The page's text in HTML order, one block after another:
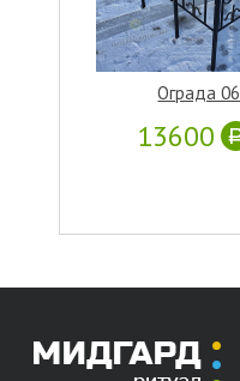
Ограда 06
13600